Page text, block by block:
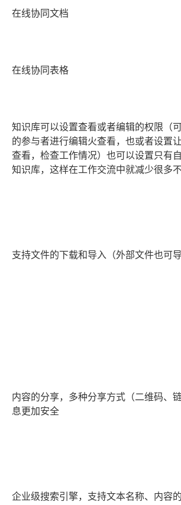
在线协同文档
在线协同表格
知识库可以设置查看或者编辑的权限（
的参与者进行编辑火查看，也或者设置
查看，检查工作情况）也可以设置只有
知识库，这样在工作交流中就减少很多
支持文件的下载和导入（外部文件也可导
内容的分享，多种分享方式（二维码、
息更加安全
企业级搜索引擎，支持文本名称、内容